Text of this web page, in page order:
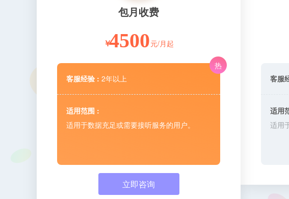
包月收费
￥4500元/月起
客服经验 : 2年以上
适用范围 :
适用于数据充足或需要接听服务的用户。
热
立即咨询
客服
适用
适用